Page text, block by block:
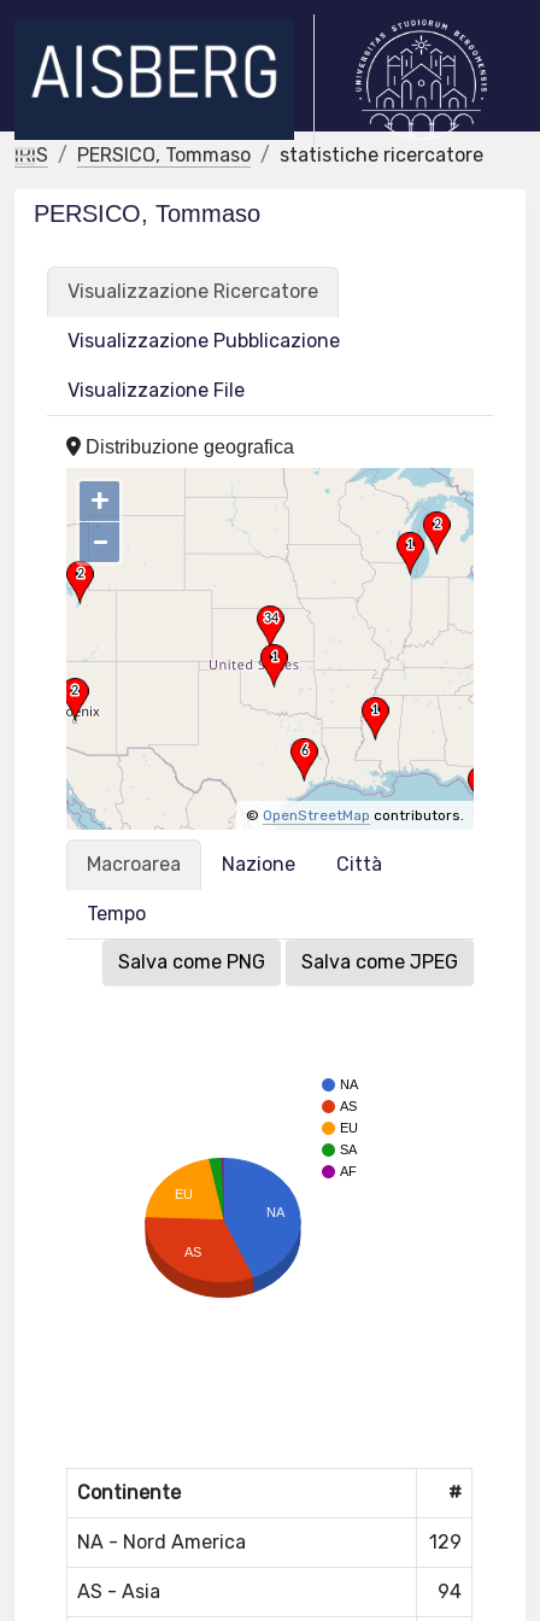
IRIS PERSICO, Tommaso statistiche ricercatore
PERSICO, Tommaso
Visualizzazione Ricercatore
Visualizzazione Pubblicazione
Visualizzazione File
Distribuzione geografica
+
–
© OpenStreetMap contributors.
Macroarea Nazione Città
Tempo
Salva come PNG Salva come JPEG
NA
AS
EU
SA
AF
NA
EU
AS
Continente #
NA - Nord America 129
AS - Asia 94